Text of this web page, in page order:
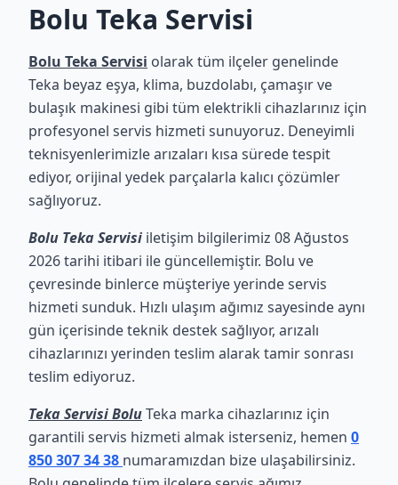
Bolu Teka Servisi
Bolu Teka Servisi olarak tüm ilçeler genelinde
Teka beyaz eşya, klima, buzdolabı, çamaşır ve
bulaşık makinesi gibi tüm elektrikli cihazlarınız için
profesyonel servis hizmeti sunuyoruz. Deneyimli
teknisyenlerimizle arızaları kısa sürede tespit
ediyor, orijinal yedek parçalarla kalıcı çözümler
sağlıyoruz.
Bolu Teka Servisi iletişim bilgilerimiz 08 Ağustos
2026 tarihi itibari ile güncellemiştir. Bolu ve
çevresinde binlerce müşteriye yerinde servis
hizmeti sunduk. Hızlı ulaşım ağımız sayesinde aynı
gün içerisinde teknik destek sağlıyor, arızalı
cihazlarınızı yerinden teslim alarak tamir sonrası
teslim ediyoruz.
Teka Servisi BoluTeka marka cihazlarınız için
garantili servis hizmeti almak isterseniz, hemen 0
850 307 34 38 numaramızdan bize ulaşabilirsiniz.